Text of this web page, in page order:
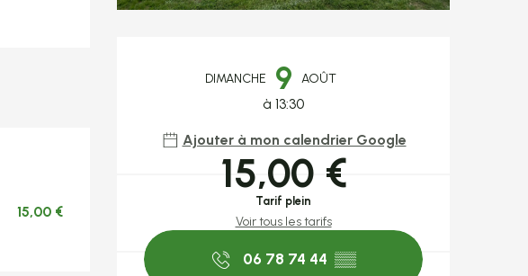
Ouverture et
DIMANCHE 9 AOÛT
à 13:30
Ajouter à mon calendrier Google
15,00 €
Tarif plein
Voir tous les tarifs
06 78 74 44 ▒▒
15,00 €